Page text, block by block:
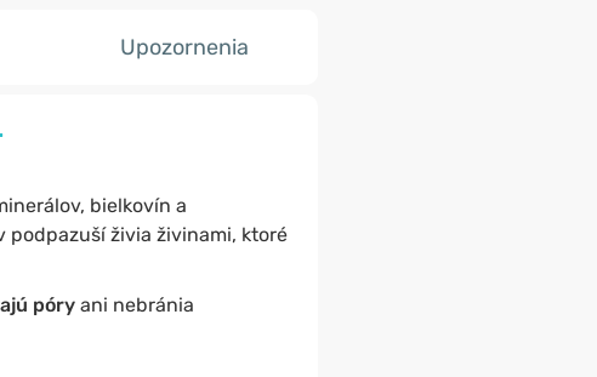
Upozornenia
bielkovín a
podpazuší živia živinami, ktoré
póry ani nebránia